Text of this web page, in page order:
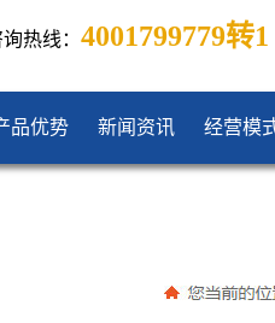
热线： 4001799779转1
品优势 新闻资讯 经营模